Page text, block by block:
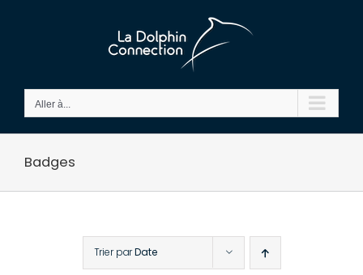
Aller à...
Badges
Trier parDate